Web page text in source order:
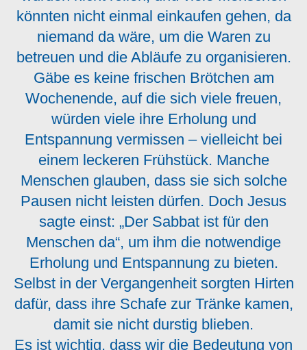
könnten nicht einmal einkaufen gehen, da
niemand da wäre, um die Waren zu
betreuen und die Abläufe zu organisieren.
Gäbe es keine frischen Brötchen am
Wochenende, auf die sich viele freuen,
würden viele ihre Erholung und
Entspannung vermissen – vielleicht bei
einem leckeren Frühstück. Manche
Menschen glauben, dass sie sich solche
Pausen nicht leisten dürfen. Doch Jesus
sagte einst: „Der Sabbat ist für den
Menschen da“, um ihm die notwendige
Erholung und Entspannung zu bieten.
Selbst in der Vergangenheit sorgten Hirten
dafür, dass ihre Schafe zur Tränke kamen,
damit sie nicht durstig blieben.
Es ist wichtig, dass wir die Bedeutung von